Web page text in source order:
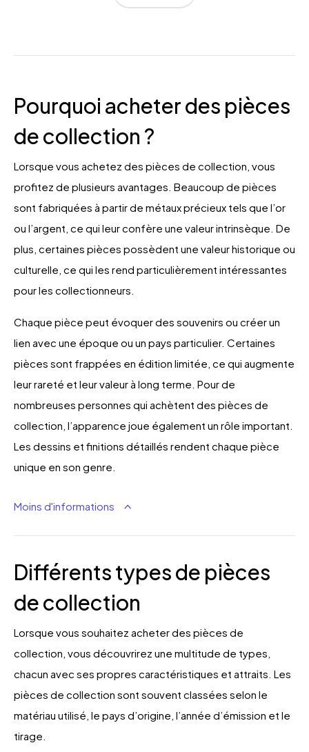
Pourquoi acheter des pièces
de collection ?
Lorsque vous achetez des pièces de collection, vous
profitez de plusieurs avantages. Beaucoup de pièces
sont fabriquées à partir de métaux précieux tels que l’or
ou l’argent, ce qui leur confère une valeur intrinsèque. De
plus, certaines pièces possèdent une valeur historique ou
culturelle, ce qui les rend particulièrement intéressantes
pour les collectionneurs.
Chaque pièce peut évoquer des souvenirs ou créer un
lien avec une époque ou un pays particulier. Certaines
pièces sont frappées en édition limitée, ce qui augmente
leur rareté et leur valeur à long terme. Pour de
nombreuses personnes qui achètent des pièces de
collection, l’apparence joue également un rôle important.
Les dessins et finitions détaillés rendent chaque pièce
unique en son genre.
Moins d'informations
Différents types de pièces
de collection
Lorsque vous souhaitez acheter des pièces de
collection, vous découvrirez une multitude de types,
chacun avec ses propres caractéristiques et attraits. Les
pièces de collection sont souvent classées selon le
matériau utilisé, le pays d’origine, l’année d’émission et le
tirage.